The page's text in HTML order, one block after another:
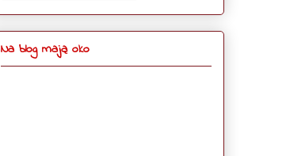
Na blog mają oko